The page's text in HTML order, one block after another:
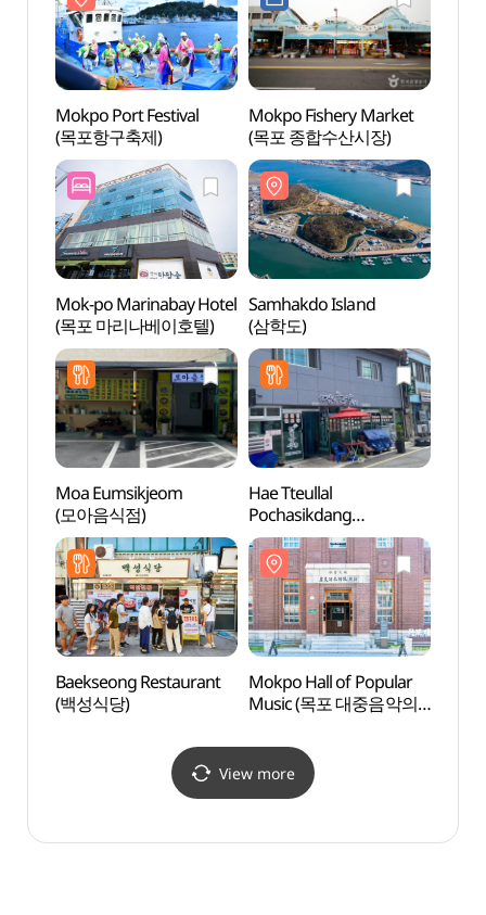
Mokpo Port Festival
(목포항구축제)
Mokpo Fishery Market
(목포 종합수산시장)
Mok-po Marinabay Hotel
(목포 마리나베이호텔)
Samhakdo Island
(삼학도)
Moa Eumsikjeom
(모아음식점)
Hae Tteullal
Pochasikdang
(해뜰날포차식당)
Baekseong Restaurant
(백성식당)
Mokpo Hall of Popular
Music (목포 대중음악의
View more